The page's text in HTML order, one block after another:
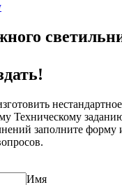
Техническому
заполните форму
Имя